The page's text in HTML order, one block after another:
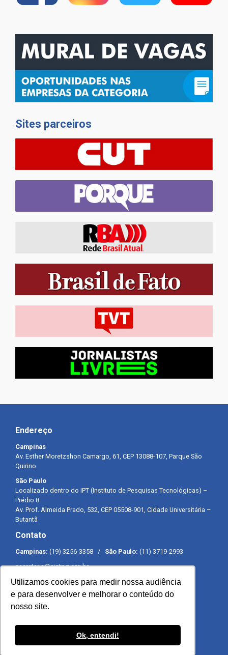
Utilizamos cookies para medir nossa audiência
e para desenvolver e melhorar o conteúdo do
nosso site.
Ok, entendi!
Sites parceiros
Endereço
Campinas
Av. Esther Moretzshon Camargo, 61, CEP 13088-107, Parque São
Quirino
São Paulo
Localizado dentro do IPT (Instituto de Pesquisas Tecnológicas) –
Prédio 8
Av. Prof. Almeida Prado, 532, CEP 05508-901, Cidade Universitária –
Butantã
Contato
Campinas: (19) 3256-3358 / São Paulo: (11) 3719-2993
secretaria@sintpq.org.br
Expediente
Segunda a sexta-feira das 8h às 17h